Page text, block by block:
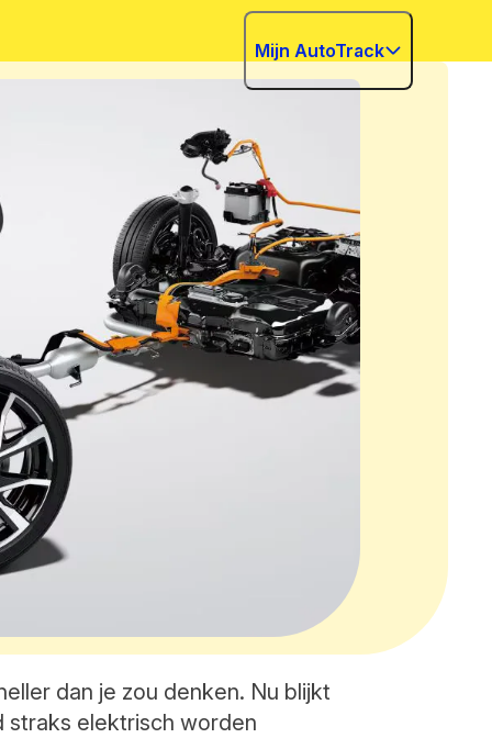
Mijn AutoTrack
dan je zou denken. Nu blijkt
elektrisch worden